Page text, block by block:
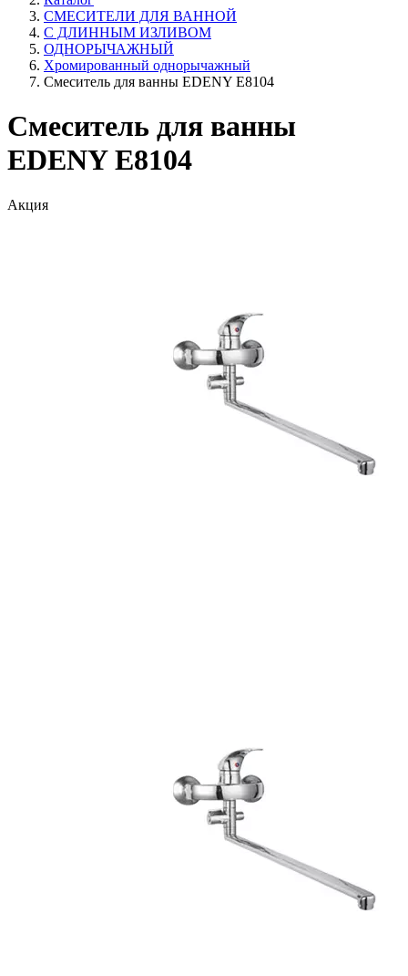
СМЕСИТЕЛИ ДЛЯ ВАННОЙ
С ДЛИННЫМ ИЗЛИВОМ
ОДНОРЫЧАЖНЫЙ
Хромированный однорычажный
Смеситель для ванны EDENY E8104
Смеситель для ванны
EDENY E8104
Акция